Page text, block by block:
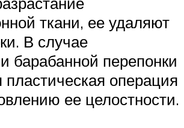
ткани, ее удаляют
В случае
барабанной перепонки
пластическая операция
ее целостности.